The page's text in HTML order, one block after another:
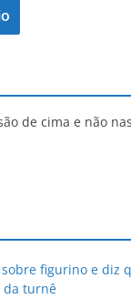
de cima e não
figurino e diz
da turnê